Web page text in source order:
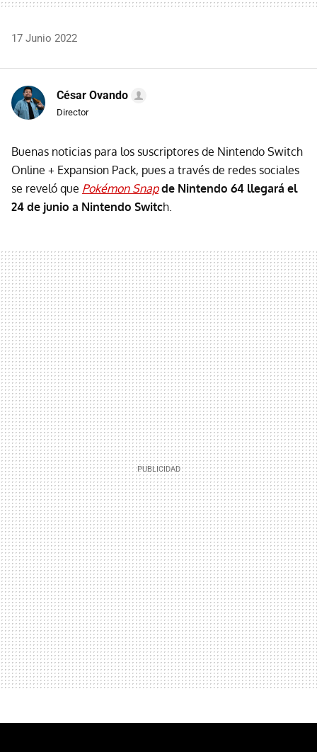
17 Junio 2022
César Ovando
Director
Buenas noticias para los suscriptores de Nintendo Switch
Online + Expansion Pack, pues a través de redes sociales
se reveló que Pokémon Snap de Nintendo 64 llegará el
24 de junio a Nintendo Switch.